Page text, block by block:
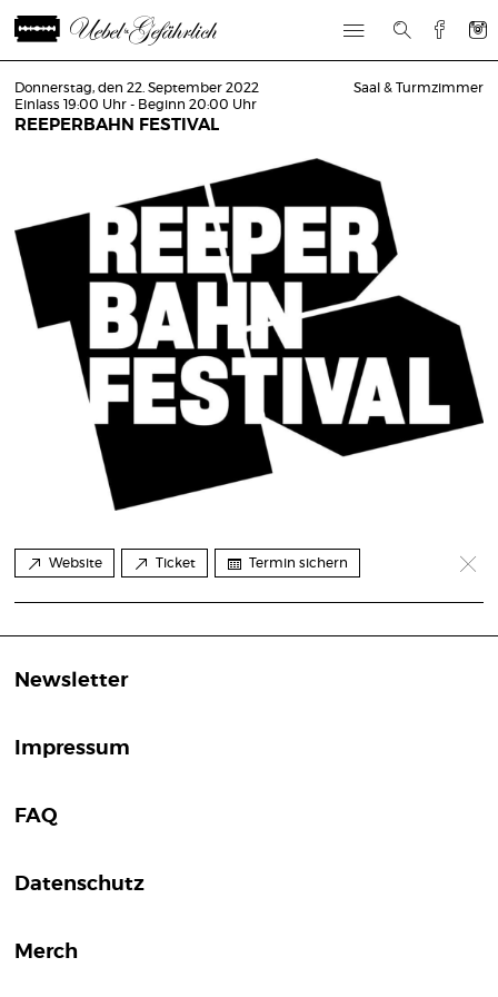
Donnerstag, den 22. September 2022
Einlass 19:00 Uhr - Beginn 20:00 Uhr
REEPERBAHN FESTIVAL
Saal & Turmzimmer
Website Ticket Termin sichern
Newsletter
Impressum
FAQ
Datenschutz
Merch